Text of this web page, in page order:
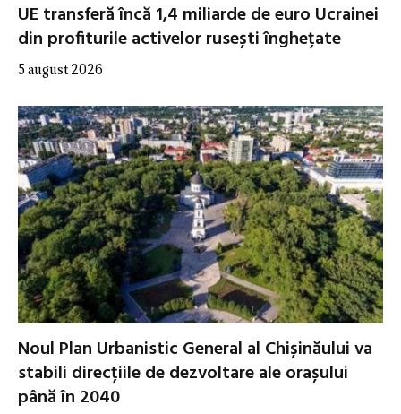
UE transferă încă 1,4 miliarde de euro Ucrainei
din profiturile activelor rusești înghețate
5 august 2026
Noul Plan Urbanistic General al Chișinăului va
stabili direcțiile de dezvoltare ale orașului
până în 2040